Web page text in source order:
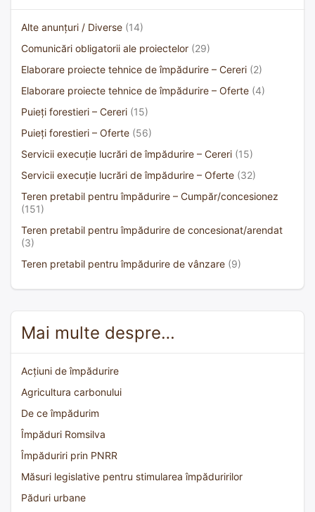
Alte anunțuri / Diverse (14)
Comunicări obligatorii ale proiectelor (29)
Elaborare proiecte tehnice de împădurire – Cereri (2)
Elaborare proiecte tehnice de împădurire – Oferte (4)
Puieți forestieri – Cereri (15)
Puieți forestieri – Oferte (56)
Servicii execuție lucrări de împădurire – Cereri (15)
Servicii execuție lucrări de împădurire – Oferte (32)
Teren pretabil pentru împădurire – Cumpăr/concesionez
(151)
Teren pretabil pentru împădurire de concesionat/arendat
(3)
Teren pretabil pentru împădurire de vânzare (9)
Mai multe despre…
Acțiuni de împădurire
Agricultura carbonului
De ce împădurim
Împăduri Romsilva
Împăduriri prin PNRR
Măsuri legislative pentru stimularea împăduririlor
Păduri urbane